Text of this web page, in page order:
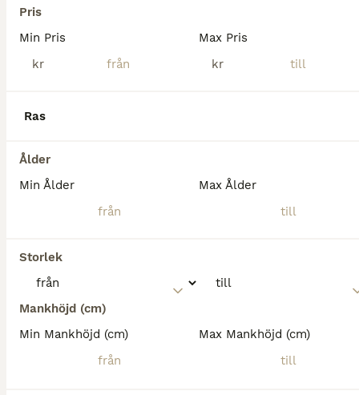
Pris
Min Pris
kr
Max Pris
kr
Ras
Ålder
Min Ålder
Max Ålder
Storlek
Mankhöjd (cm)
Min Mankhöjd (cm)
Max Mankhöjd (cm)
Varmblod (Halvblod)
Sto6 år 160 cm
Enköping